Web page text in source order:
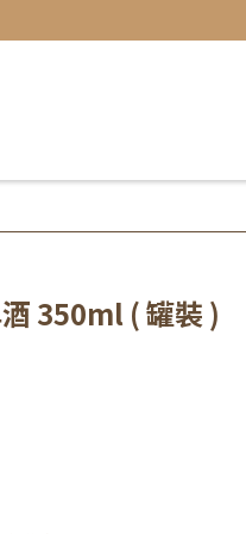
350ml ( 罐裝 )